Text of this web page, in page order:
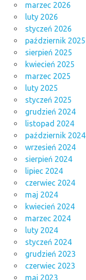
marzec 2026
luty 2026
styczeń 2026
październik 2025
sierpień 2025
kwiecień 2025
marzec 2025
luty 2025
styczeń 2025
grudzień 2024
listopad 2024
październik 2024
wrzesień 2024
sierpień 2024
lipiec 2024
czerwiec 2024
maj 2024
kwiecień 2024
marzec 2024
luty 2024
styczeń 2024
grudzień 2023
czerwiec 2023
maj 2023